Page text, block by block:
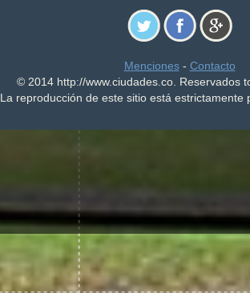
Menciones- Contacto
© 2014 http://www.ciudades.co. Reservados
La reproducción de este sitio está estrictamente